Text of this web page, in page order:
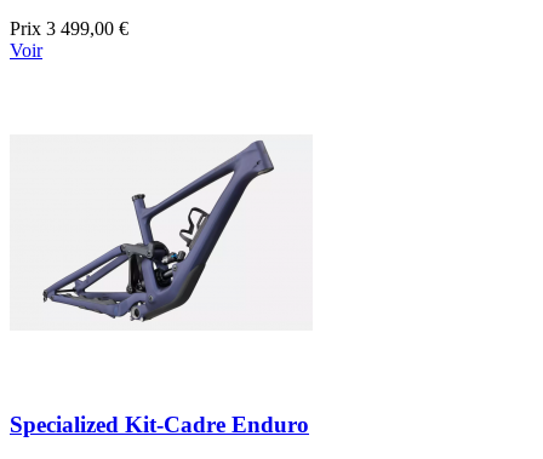
Prix 3 499,00 €
Voir
Specialized Kit-Cadre Enduro